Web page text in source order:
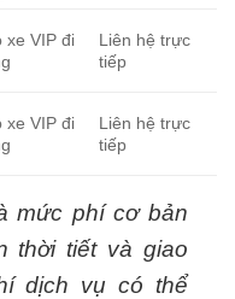
xe VIP đi
Liên hệ trực
tiếp
xe VIP đi
Liên hệ trực
tiếp
mức phí cơ bản
thời tiết và giao
dịch vụ có thể